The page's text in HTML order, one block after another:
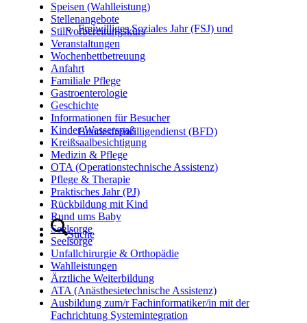
Freiwilliges Soziales Jahr (FSJ) und
Bundesfreiwilligendienst (BFD)
Suche
Speisen (Wahlleistung)
Stellenangebote
Stillvorbereitungskurs
Veranstaltungen
Wochenbettbetreuung
Anfahrt
Familiale Pflege
Gastroenterologie
Geschichte
Informationen für Besucher
Kinder-Wasserspaß
Kreißsaalbesichtigung
Medizin & Pflege
OTA (Operationstechnische Assistenz)
Pflege & Therapie
Praktisches Jahr (PJ)
Rückbildung mit Kind
Rund ums Baby
Seelsorge
Seelsorge
Unfallchirurgie & Orthopädie
Wahlleistungen
Ärztliche Weiterbildung
ATA (Anästhesietechnische Assistenz)
Ausbildung zum/r Fachinformatiker/in mit der
Fachrichtung Systemintegration